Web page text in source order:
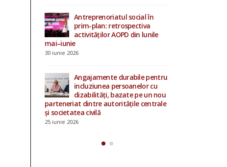
din lunile
Investiții în starea de bine a
specialiștilor din sistemul de
protecție socială
15 mai 2026